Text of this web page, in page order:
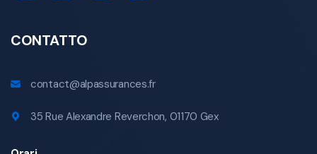
CONTATTO
contact@alpassurances.fr
35 Rue Alexandre Reverchon, 01170 Gex